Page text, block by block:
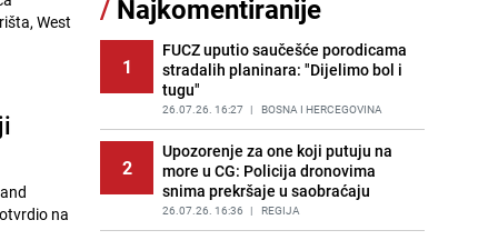
West
na
11
Lažne novčanice preplavljuju
tržište: Ove eure najčešće
pokušavaju podvaliti
PRIJE 1 DAN | SVIJET
12
Recept za brze uštipke: Ne upijaju
ulje i gotovi su za 30 minuta
PRIJE 1 DAN | RECEPTI
Imate tikvice i piletinu? Napravite
ovaj brzi ručak iz jedne tave
PRIJE 1 DAN | RECEPTI
/ Najkomentiranije
1
FUCZ uputio saučešće porodicama
stradalih planinara: "Dijelimo bol i
tugu"
26.07.26. 16:27 | BOSNA I HERCEGOVINA
2
Upozorenje za one koji putuju na
more u CG: Policija dronovima
snima prekršaje u saobraćaju
26.07.26. 16:36 | REGIJA